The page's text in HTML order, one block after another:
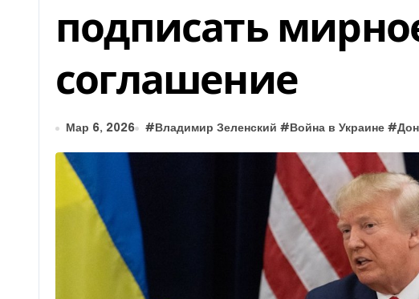
подписать
соглашение
Мар 6, 2026 # Владимир Зеленский # Война в Украине #